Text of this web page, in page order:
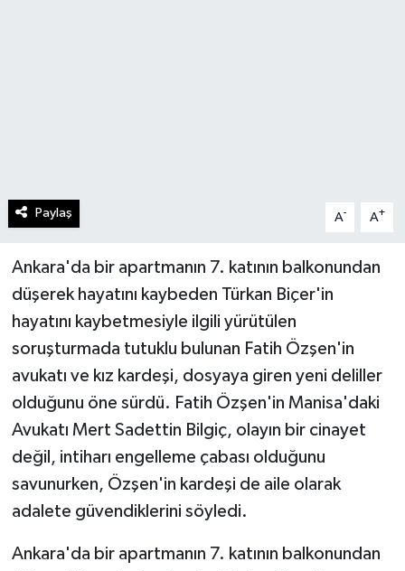
Paylaş A- A+
Ankara'da bir apartmanın 7. katının balkonundan
düşerek hayatını kaybeden Türkan Biçer'in
hayatını kaybetmesiyle ilgili yürütülen
soruşturmada tutuklu bulunan Fatih Özşen'in
avukatı ve kız kardeşi, dosyaya giren yeni deliller
olduğunu öne sürdü. Fatih Özşen'in Manisa'daki
Avukatı Mert Sadettin Bilgiç, olayın bir cinayet
değil, intiharı engelleme çabası olduğunu
savunurken, Özşen'in kardeşi de aile olarak
adalete güvendiklerini söyledi.
Ankara'da bir apartmanın 7. katının balkonundan